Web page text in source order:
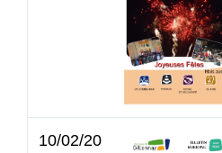
10/02/20